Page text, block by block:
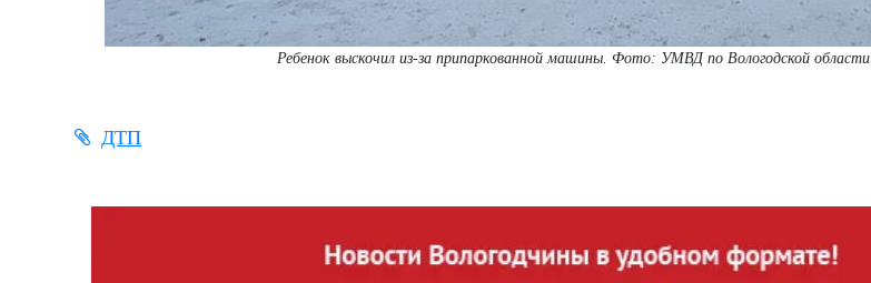
Ребенок выскочил из-за припаркованной машины. Фото: УМВД по Вологодской области.
ДТП